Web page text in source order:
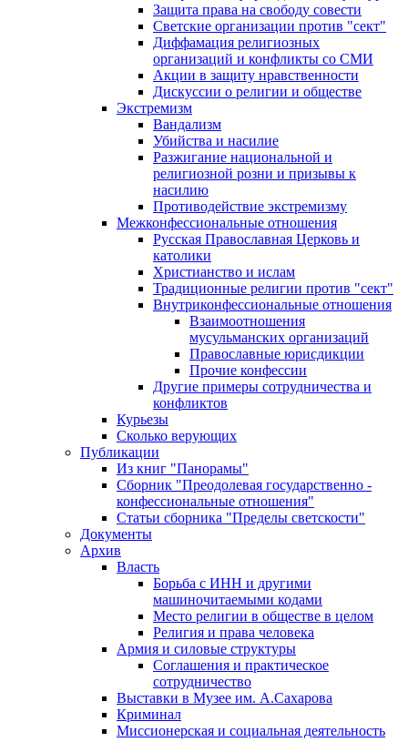
Защита права на свободу совести
Светские организации против "сект"
Диффамация религиозных
организаций и конфликты со СМИ
Акции в защиту нравственности
Дискуссии о религии и обществе
Экстремизм
Вандализм
Убийства и насилие
Разжигание национальной и
религиозной розни и призывы к
насилию
Противодействие экстремизму
Межконфессиональные отношения
Русская Православная Церковь и
католики
Христианство и ислам
Традиционные религии против "сект"
Внутриконфессиональные отношения
Взаимоотношения
мусульманских организаций
Православные юрисдикции
Прочие конфессии
Другие примеры сотрудничества и
конфликтов
Курьезы
Сколько верующих
Публикации
Из книг "Панорамы"
Сборник "Преодолевая государственно -
конфессиональные отношения"
Статьи сборника "Пределы светскости"
Документы
Архив
Власть
Борьба с ИНН и другими
машиночитаемыми кодами
Место религии в обществе в целом
Религия и права человека
Армия и силовые структуры
Соглашения и практическое
сотрудничество
Выставки в Музее им. А.Сахарова
Криминал
Миссионерская и социальная деятельность